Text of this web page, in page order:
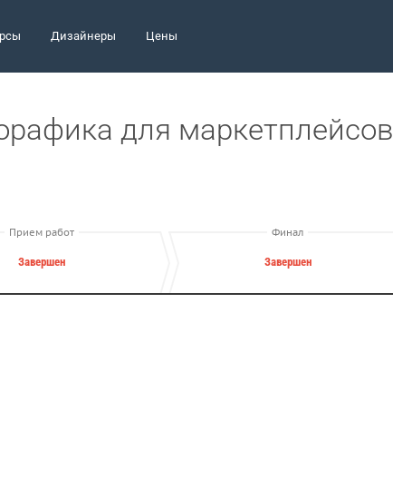
Дизайнеры Цены
для маркетплейсов
Прием работ
Завершен
Финал
Завершен